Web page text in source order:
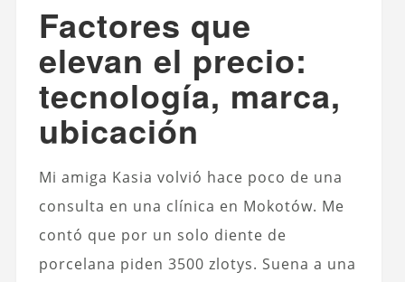
Factores que
elevan el precio:
tecnología, marca,
ubicación
Mi amiga Kasia volvió hace poco de una
consulta en una clínica en Mokotów. Me
contó que por un solo diente de
porcelana piden 3500 zlotys. Suena a una